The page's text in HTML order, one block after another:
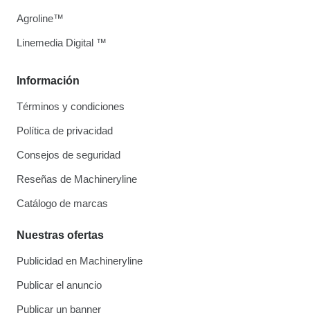
Información
Términos y condiciones
Política de privacidad
Consejos de seguridad
Reseñas de Machineryline
Catálogo de marcas
Nuestras ofertas
Publicidad en Machineryline
Publicar el anuncio
Publicar un banner
Agroline™
Linemedia Digital ™